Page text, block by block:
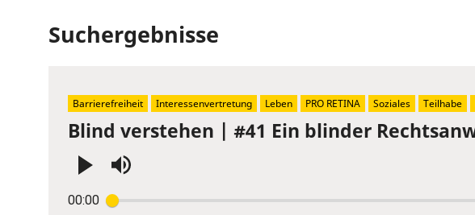
Suchergebnisse
Blind verstehen | #41 Ein blinder
00:00
Enter
Barrierefreiheit Interessenvertretung Leben PRO RETINA Soziales Teilhabe